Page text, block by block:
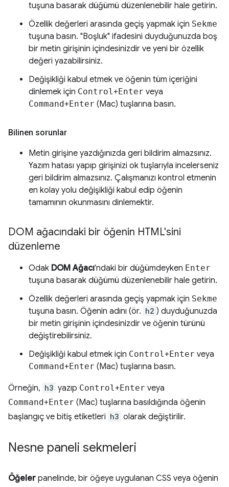
tuşuna basarak düğümü düzenlenebilir hale getirin.
Özellik değerleri arasında geçiş yapmak için Sekme
tuşuna basın. "Boşluk" ifadesini duyduğunuzda boş
bir metin girişinin içindesinizdir ve yeni bir özellik
değeri yazabilirsiniz.
Değişikliği kabul etmek ve öğenin tüm içeriğini
dinlemek için Control+Enter veya
Command+Enter (Mac) tuşlarına basın.
Bilinen sorunlar
Metin girişine yazdığınızda geri bildirim almazsınız.
Yazım hatası yapıp girişinizi ok tuşlarıyla incelerseniz
geri bildirim almazsınız. Çalışmanızı kontrol etmenin
en kolay yolu değişikliği kabul edip öğenin
tamamının okunmasını dinlemektir.
DOM ağacındaki bir öğenin HTML'sini
düzenleme
Odak DOM Ağacı'ndaki bir düğümdeyken Enter
tuşuna basarak düğümü düzenlenebilir hale getirin.
Özellik değerleri arasında geçiş yapmak için Sekme
tuşuna basın. Öğenin adını (ör. h2 ) duyduğunuzda
bir metin girişinin içindesinizdir ve öğenin türünü
değiştirebilirsiniz.
Değişikliği kabul etmek için Control+Enter veya
Command+Enter (Mac) tuşlarına basın.
Örneğin, h3 yazıp Control+Enter veya
Command+Enter (Mac) tuşlarına basıldığında öğenin
başlangıç ve bitiş etiketleri h3 olarak değiştirilir.
Nesne paneli sekmeleri
Öğeler panelinde, bir öğeye uygulanan CSS veya öğenin